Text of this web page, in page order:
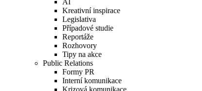
AI
Kreativní inspirace
Legislativa
Případové studie
Reportáže
Rozhovory
Tipy na akce
Public Relations
Formy PR
Interní komunikace
Krizová komunikace